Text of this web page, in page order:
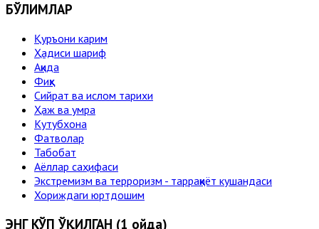
БЎЛИМЛАР
Қуръони карим
Ҳадиси шариф
Ақида
Фиқҳ
Сийрат ва ислом тарихи
Ҳаж ва умра
Кутубхона
Фатволар
Табобат
Аёллар саҳифаси
Экстремизм ва терроризм - тарраққиёт кушандаси
Хориждаги юртдошим
ЭНГ КЎП ЎҚИЛГАН (1 ойда)